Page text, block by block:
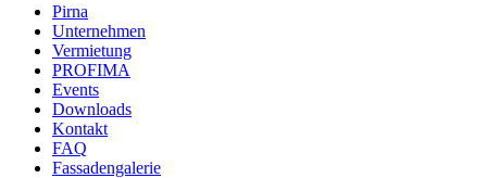
Pirna
Unternehmen
Vermietung
PROFIMA
Events
Downloads
Kontakt
FAQ
Fassadengalerie